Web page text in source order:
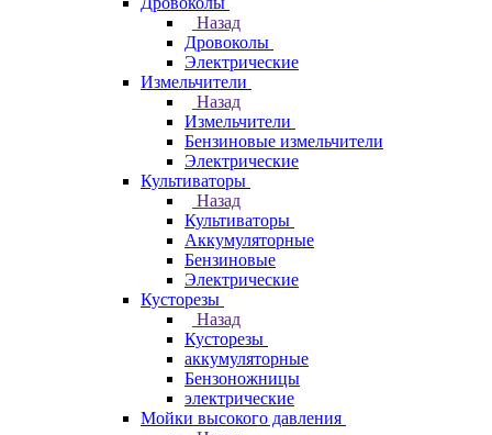
Назад
Дровоколы
Электрические
Измельчители
Назад
Измельчители
Бензиновые измельчители
Электрические
Культиваторы
Назад
Культиваторы
Аккумуляторные
Бензиновые
Электрические
Кусторезы
Назад
Кусторезы
аккумуляторные
Бензоножницы
электрические
Мойки высокого давления